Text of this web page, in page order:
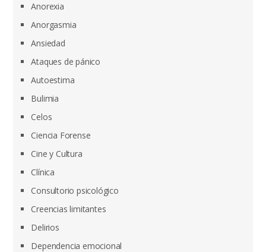
Anorexia
Anorgasmia
Ansiedad
Ataques de pánico
Autoestima
Bulimia
Celos
Ciencia Forense
Cine y Cultura
Clínica
Consultorio psicológico
Creencias limitantes
Delirios
Dependencia emocional